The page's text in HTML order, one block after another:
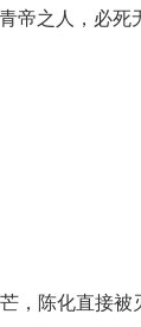
帝之人，必死
，陈化直接被